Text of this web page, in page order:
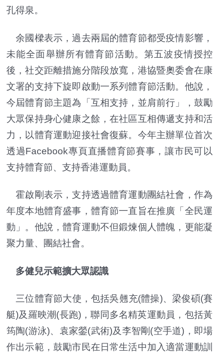
孔得泉。
余國樑表示，過去兩屆的體育節都受疫情影響，
未能全面舉辦所有體育節活動。第五波疫情授控
後，社交距離措施分階段放寬，港協暨奧委會在康
文署的支持下旋即啟動一系列體育節活動。他說，
今屆體育節主題為「互相支持，並肩前行」，鼓勵
大眾保持身心健康之餘，在社區互相傳遞支持和活
力，以體育運動迎接社會復蘇。今年主辦單位首次
透過Facebook專頁直播體育節賽事，讓市民可以
支持體育節、支持香港運動員。
霍啟剛表示，支持透過體育運動團結社會，作為
年度本地體育盛事，體育節一直旨在推廣「全民運
動」。他說，體育運動不但鍛煉個人體魄，更能凝
聚力量、團結社會。
多健兒示範擴大眾認識
三位體育節大使，包括吳翹充(體操)、梁俊碩(賽
艇)及羅映潮(長跑)，聯同多名精英運動員，包括黃
筠陶(游泳)、袁家鎣(武術)及李智剛(空手道)，即場
作出示範，鼓勵市民在日常生活中加入適當運動訓